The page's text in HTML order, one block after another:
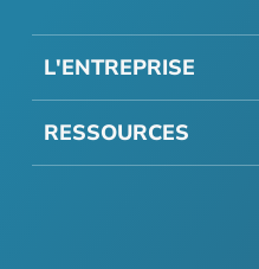
L'ENTREPRISE
RESSOURCES